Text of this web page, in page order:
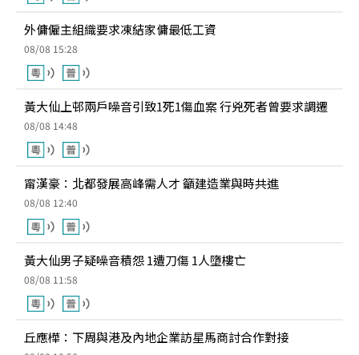
外傭僱主組織要求凍結家傭最低工資
08/08 15:28
黃大仙上邨兩戶噪音引致1死1傷血案 行兇死者曾要求調遷
08/08 14:48
甯漢豪：北都發展高峰需人才 籲建造業與時共進
08/08 12:40
黃大仙男子疑噪音積怨 1遭刀傷 1人墮樓亡
08/08 11:58
丘應樺：下周與港及內地企業訪星馬商討合作對接